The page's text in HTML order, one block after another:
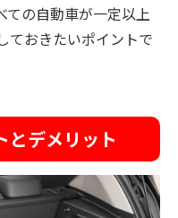
ての自動車が一定以上
ておきたいポイントで
とデメリット